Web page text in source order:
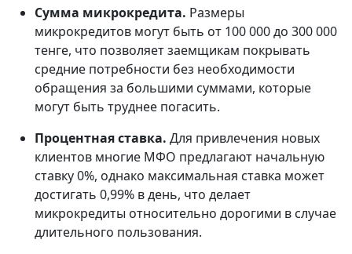
Сумма микрокредита. Размеры
микрокредитов могут быть от 100 000 до 300 000
тенге, что позволяет заемщикам покрывать
средние потребности без необходимости
обращения за большими суммами, которые
могут быть труднее погасить.
Процентная ставка. Для привлечения новых
клиентов многие МФО предлагают начальную
ставку 0%, однако максимальная ставка может
достигать 0,99% в день, что делает
микрокредиты относительно дорогими в случае
длительного пользования.